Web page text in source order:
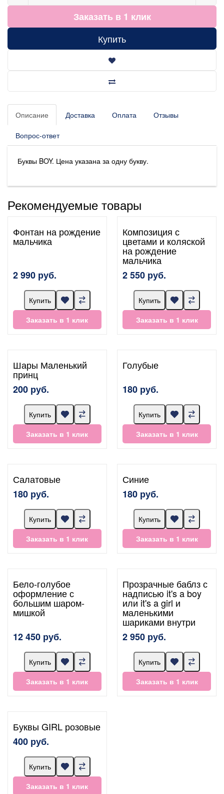
Заказать в 1 клик
Купить
Описание Доставка Оплата Отзывы
Вопрос-ответ
Буквы BOY. Цена указана за одну букву.
Рекомендуемые товары
Фонтан на рождение
мальчика
2 990 руб.
Купить
Заказать в 1 клик
Композиция с
цветами и коляской
на рождение
мальчика
2 550 руб.
Купить
Заказать в 1 клик
Шары Маленький
принц
200 руб.
Купить
Заказать в 1 клик
Голубые
180 руб.
Купить
Заказать в 1 клик
Салатовые
180 руб.
Купить
Заказать в 1 клик
Синие
180 руб.
Купить
Заказать в 1 клик
Бело-голубое
оформление с
большим шаром-
мишкой
12 450 руб.
Купить
Заказать в 1 клик
Прозрачные баблз с
надписью it's a boy
или it's a girl и
маленькими
шариками внутри
2 950 руб.
Купить
Заказать в 1 клик
Буквы GIRL розовые
400 руб.
Купить
Заказать в 1 клик